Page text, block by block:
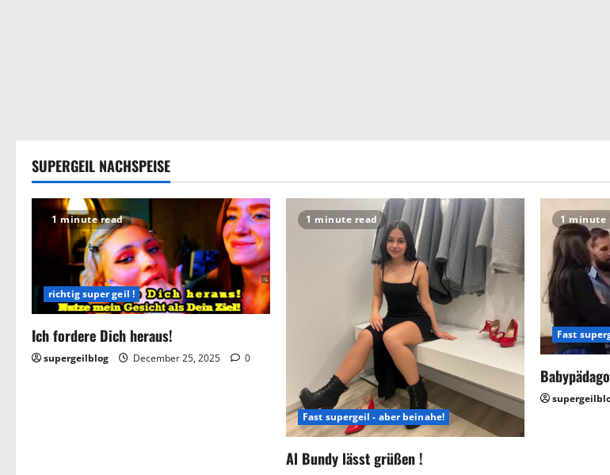
SUPERGEIL NACHSPEISE
1 minute read
richtig super geil !
Ich fordere Dich heraus!
supergeilblog December 25, 2025 0
1 minute read
Fast supergeil - aber beinahe!
Al Bundy lässt grüßen !
1 minute
Fast